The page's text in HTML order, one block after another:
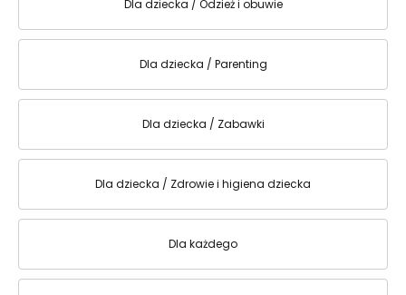
Dla dziecka / Odzież i obuwie
Dla dziecka / Parenting
Dla dziecka / Zabawki
Dla dziecka / Zdrowie i higiena dziecka
Dla każdego